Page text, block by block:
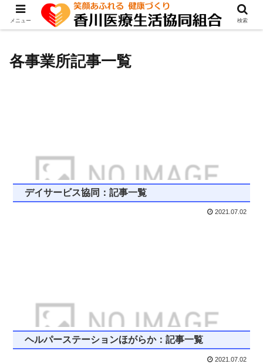
各事業所記事一覧
デイサービス協同：記事一覧
2021.07.02
ヘルパーステーションほがらか：記事一覧
2021.07.02
メニュー 検索